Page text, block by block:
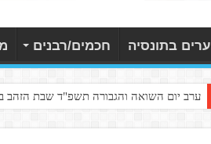
ערים בתונסיה חכמים/רבנים
ערב יום השואה והגבורה תשפ"ד שבת הזהב